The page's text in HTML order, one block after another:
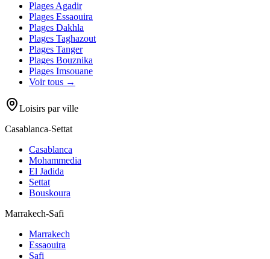
PlagesAgadir
Plages Essaouira
Plages Dakhla
Plages Taghazout
Plages Tanger
Plages Bouznika
Plages Imsouane
Voir tous →
Loisirs par ville
Casablanca-Settat
Casablanca
Mohammedia
El Jadida
Settat
Bouskoura
Marrakech-Safi
Marrakech
Essaouira
Safi